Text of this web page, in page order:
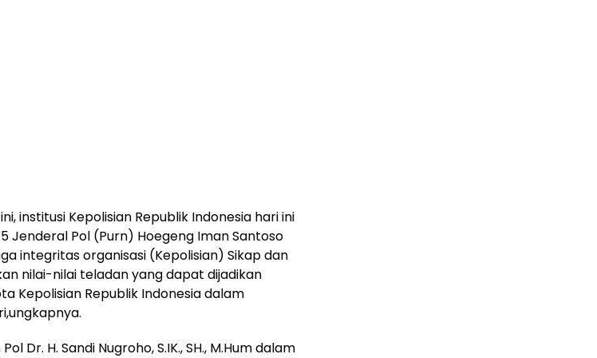
institusi Kepolisian Republik Indonesia hari ini
Jenderal Pol (Purn) Hoegeng Iman Santoso
integritas organisasi (Kepolisian) Sikap dan
nilai-nilai teladan yang dapat dijadikan
Kepolisian Republik Indonesia dalam
Dr. H. Sandi Nugroho, S.IK., SH., M.Hum dalam